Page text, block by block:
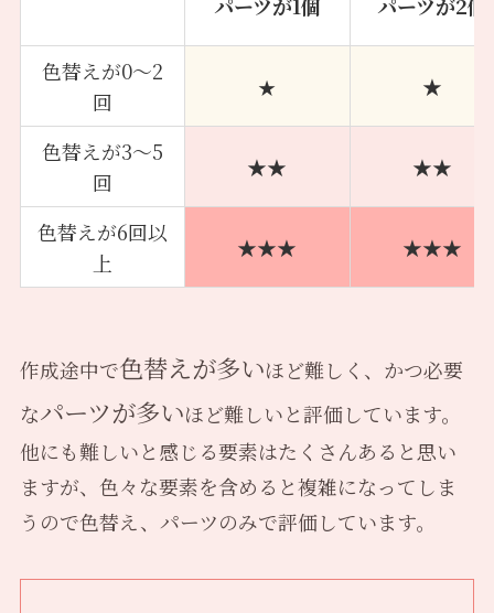
色替えが0〜2
回
★ ★
色替えが3〜5
回
★★ ★★
色替えが6回以
上
★★★ ★★★
作成途中で色替えが多いほど難しく、かつ必要
なパーツが多いほど難しいと評価しています。
他にも難しいと感じる要素はたくさんあると思い
ますが、色々な要素を含めると複雑になってしま
うので色替え、パーツのみで評価しています。